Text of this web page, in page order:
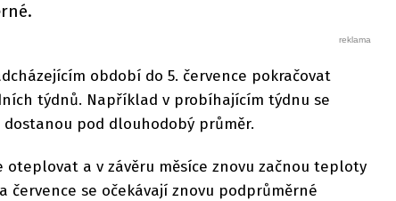
období do 5. července pokračovat
týdnů. Například v probíhajícím týdnu se
pod dlouhodobý průměr.
oteplovat a v závěru měsíce znovu začnou teploty
července se očekávají znovu podprůměrné